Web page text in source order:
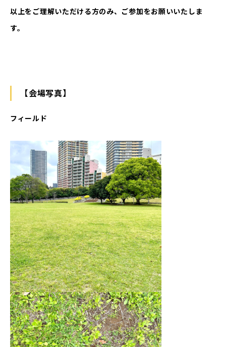
以上をご理解いただける方のみ、ご参加をお願いいたしま
す。
【会場写真】
フィールド